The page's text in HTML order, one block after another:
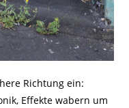
Richtung ein:
Effekte wabern um